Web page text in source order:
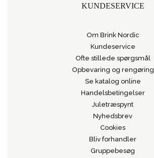
KUNDESERVICE
Om Brink Nordic
Kundeservice
Ofte stillede spørgsmål
Opbevaring og rengøring
Se katalog online
Handelsbetingelser
Juletræspynt
Nyhedsbrev
Cookies
Bliv forhandler
Gruppebesøg